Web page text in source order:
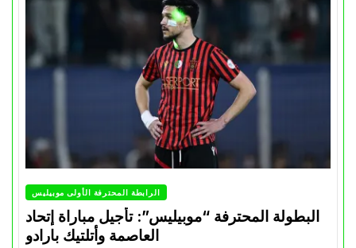
الرابطة المحترفة الأولى موبيليس
البطولة المحترفة “موبيليس”: تأجيل مباراة إتحاد
العاصمة وأتلتيك بارادو